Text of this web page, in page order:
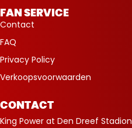
FAN SERVICE
Contact
FAQ
Privacy Policy
Verkoopsvoorwaarden
CONTACT
King Power at Den Dreef Stadion